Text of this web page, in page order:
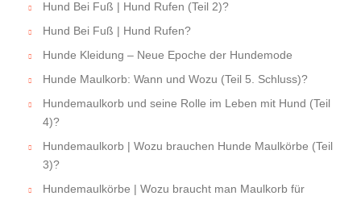
Hund Bei Fuß | Hund Rufen (Teil 2)?
Hund Bei Fuß | Hund Rufen?
Hunde Kleidung – Neue Epoche der Hundemode
Hunde Maulkorb: Wann und Wozu (Teil 5. Schluss)?
Hundemaulkorb und seine Rolle im Leben mit Hund (Teil
4)?
Hundemaulkorb | Wozu brauchen Hunde Maulkörbe (Teil
3)?
Hundemaulkörbe | Wozu braucht man Maulkorb für